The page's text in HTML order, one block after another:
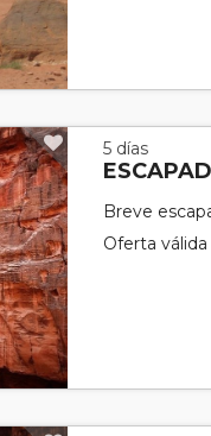
5 días
Breve
Oferta